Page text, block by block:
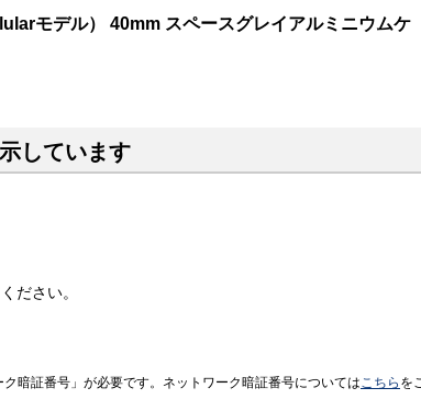
モデル） 40mm スペースグレイアルミニウムケ
しています
ださい。
暗証番号」が必要です。ネットワーク暗証番号についてはこちら を